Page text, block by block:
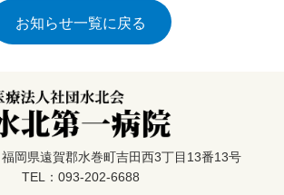
お知らせ一覧に戻る
岡県遠賀郡水巻町吉田西3丁目13番13号
TEL：093-202-6688